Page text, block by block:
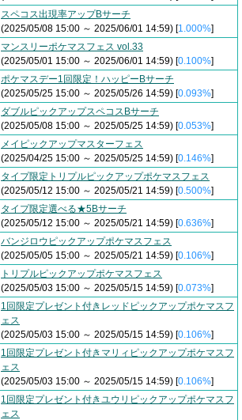
スペコス出現率アップBサーチ
(2025/05/08 15:00 ～ 2025/06/01 14:59) [1.000%]
マンスリーポケマスフェス vol.33
(2025/05/01 15:00 ～ 2025/06/01 14:59) [0.100%]
ポケマスデー1回限定！ハッピーBサーチ
(2025/05/25 15:00 ～ 2025/05/26 14:59) [0.093%]
ダブルピックアップスペコスBサーチ
(2025/05/08 15:00 ～ 2025/05/25 14:59) [0.053%]
メイピックアップマスターフェス
(2025/04/25 15:00 ～ 2025/05/25 14:59) [0.146%]
タイプ限定トリプルピックアップポケマスフェス
(2025/05/12 15:00 ～ 2025/05/21 14:59) [0.500%]
タイプ限定選べる★5Bサーチ
(2025/05/12 15:00 ～ 2025/05/21 14:59) [0.636%]
バンジロウピックアップポケマスフェス
(2025/05/05 15:00 ～ 2025/05/21 14:59) [0.106%]
トリプルピックアップポケマスフェス
(2025/05/03 15:00 ～ 2025/05/15 14:59) [0.073%]
1回限定プレゼント付きレッドピックアップポケマスフ
ェス
(2025/05/03 15:00 ～ 2025/05/15 14:59) [0.106%]
1回限定プレゼント付きマリィピックアップポケマスフ
ェス
(2025/05/03 15:00 ～ 2025/05/15 14:59) [0.106%]
1回限定プレゼント付きユウリピックアップポケマスフ
ェス